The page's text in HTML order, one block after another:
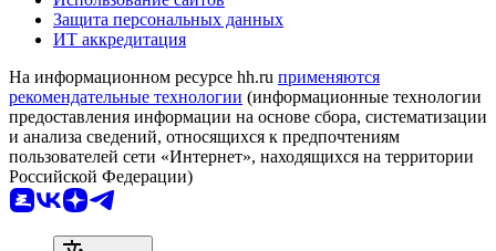
Защита персональных данных
ИТ аккредитация
На информационном ресурсе hh.ru применяются
рекомендательные технологии (информационные технологии
предоставления информации на основе сбора, систематизации
и анализа сведений, относящихся к предпочтениям
пользователей сети «Интернет», находящихся на территории
Российской Федерации)